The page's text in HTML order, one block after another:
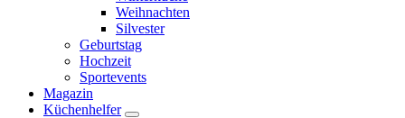
Weihnachten
Silvester
Geburtstag
Hochzeit
Sportevents
Magazin
Küchenhelfer